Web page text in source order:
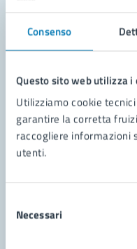
Consenso
Questo sito web utilizza i
Utilizziamo cookie
garantire la corretta
raccogliere informazioni
utenti.
delNecessari
Contatta il comune
Leggi le domande
Richiedi assistenza
Prenota